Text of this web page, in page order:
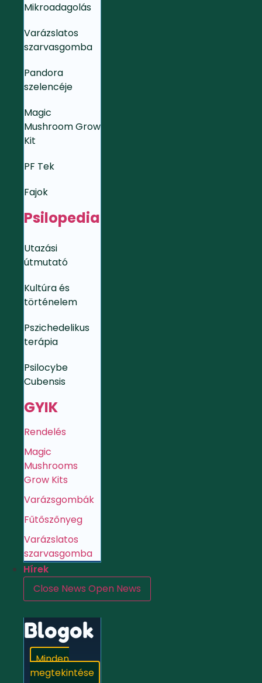
Mikroadagolás
Varázslatos
szarvasgomba
Pandora
szelencéje
Magic
Mushroom Grow
Kit
PF Tek
Fajok
Psilopedia
Utazási
útmutató
Kultúra és
történelem
Pszichedelikus
terápia
Psilocybe
Cubensis
GYIK
Rendelés
Magic
Mushrooms
Grow Kits
Varázsgombák
Fűtőszőnyeg
Varázslatos
szarvasgomba
Hírek
Close News Open News
Blogok
Minden
megtekintése